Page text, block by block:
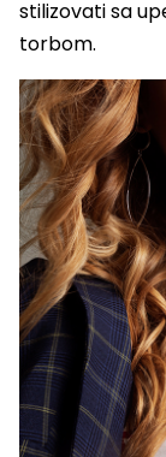
stilizovati sa
torbom.